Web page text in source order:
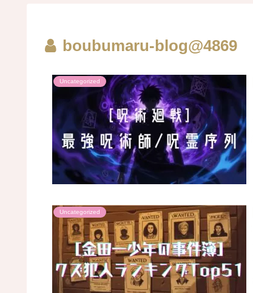
boubumaru-blog@4869
Uncategorized
Uncategorized